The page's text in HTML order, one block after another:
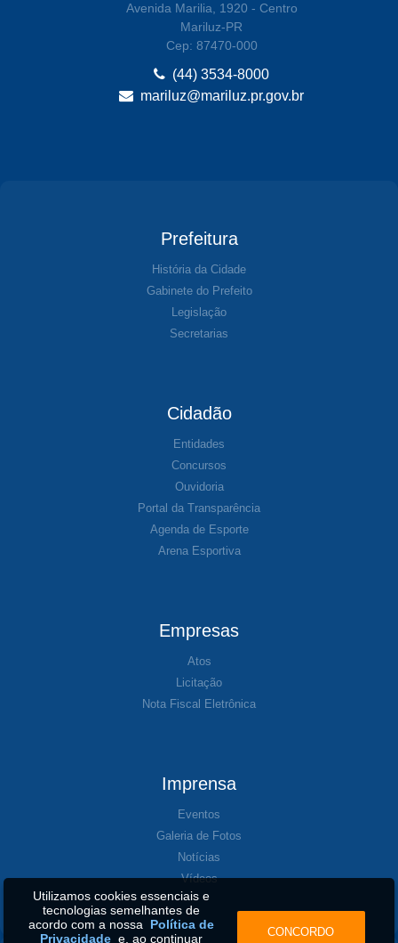
Avenida Marilia, 1920 - Centro
Mariluz-PR
Cep: 87470-000
(44) 3534-8000
mariluz@mariluz.pr.gov.br
Prefeitura
História da Cidade
Gabinete do Prefeito
Legislação
Secretarias
Cidadão
Entidades
Concursos
Ouvidoria
Portal da Transparência
Agenda de Esporte
Arena Esportiva
Empresas
Atos
Licitação
Nota Fiscal Eletrônica
Imprensa
Eventos
Galeria de Fotos
Notícias
Vídeos
Utilizamos cookies essenciais e
tecnologias semelhantes de
acordo com a nossa Política de
Privacidadee, ao continuar CONCORDO